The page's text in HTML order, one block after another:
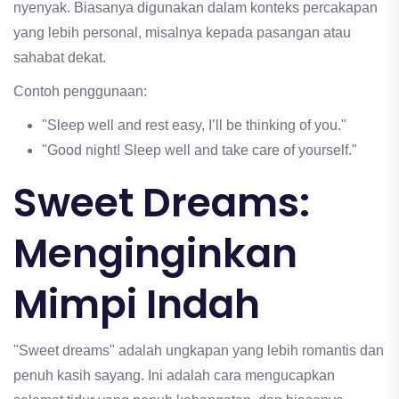
nyenyak. Biasanya digunakan dalam konteks percakapan
yang lebih personal, misalnya kepada pasangan atau
sahabat dekat.
Contoh penggunaan:
"Sleep well and rest easy, I’ll be thinking of you."
"Good night! Sleep well and take care of yourself."
Sweet Dreams:
Menginginkan
Mimpi Indah
"Sweet dreams" adalah ungkapan yang lebih romantis dan
penuh kasih sayang. Ini adalah cara mengucapkan